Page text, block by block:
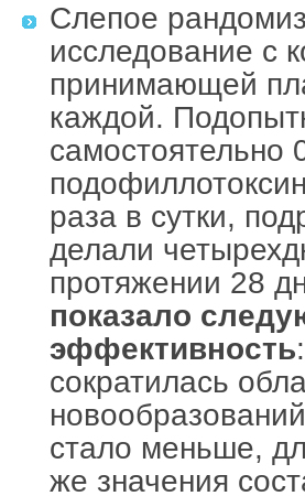
Слепое
исследование с
принимающей
каждой.
самостоятельно
раза в сутки,
делали
протяжении 28
показало
эффективность
сократилась
стало меньше,
же значения